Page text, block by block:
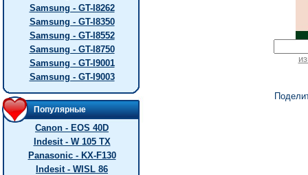
Samsung - GT-I8262
Samsung - GT-I8350
Samsung - GT-I8552
Samsung - GT-I8750
Samsung - GT-I9001
Samsung - GT-I9003
Популярные
Canon - EOS 40D
Indesit - W 105 TX
Panasonic - KX-F130
Indesit - WISL 86